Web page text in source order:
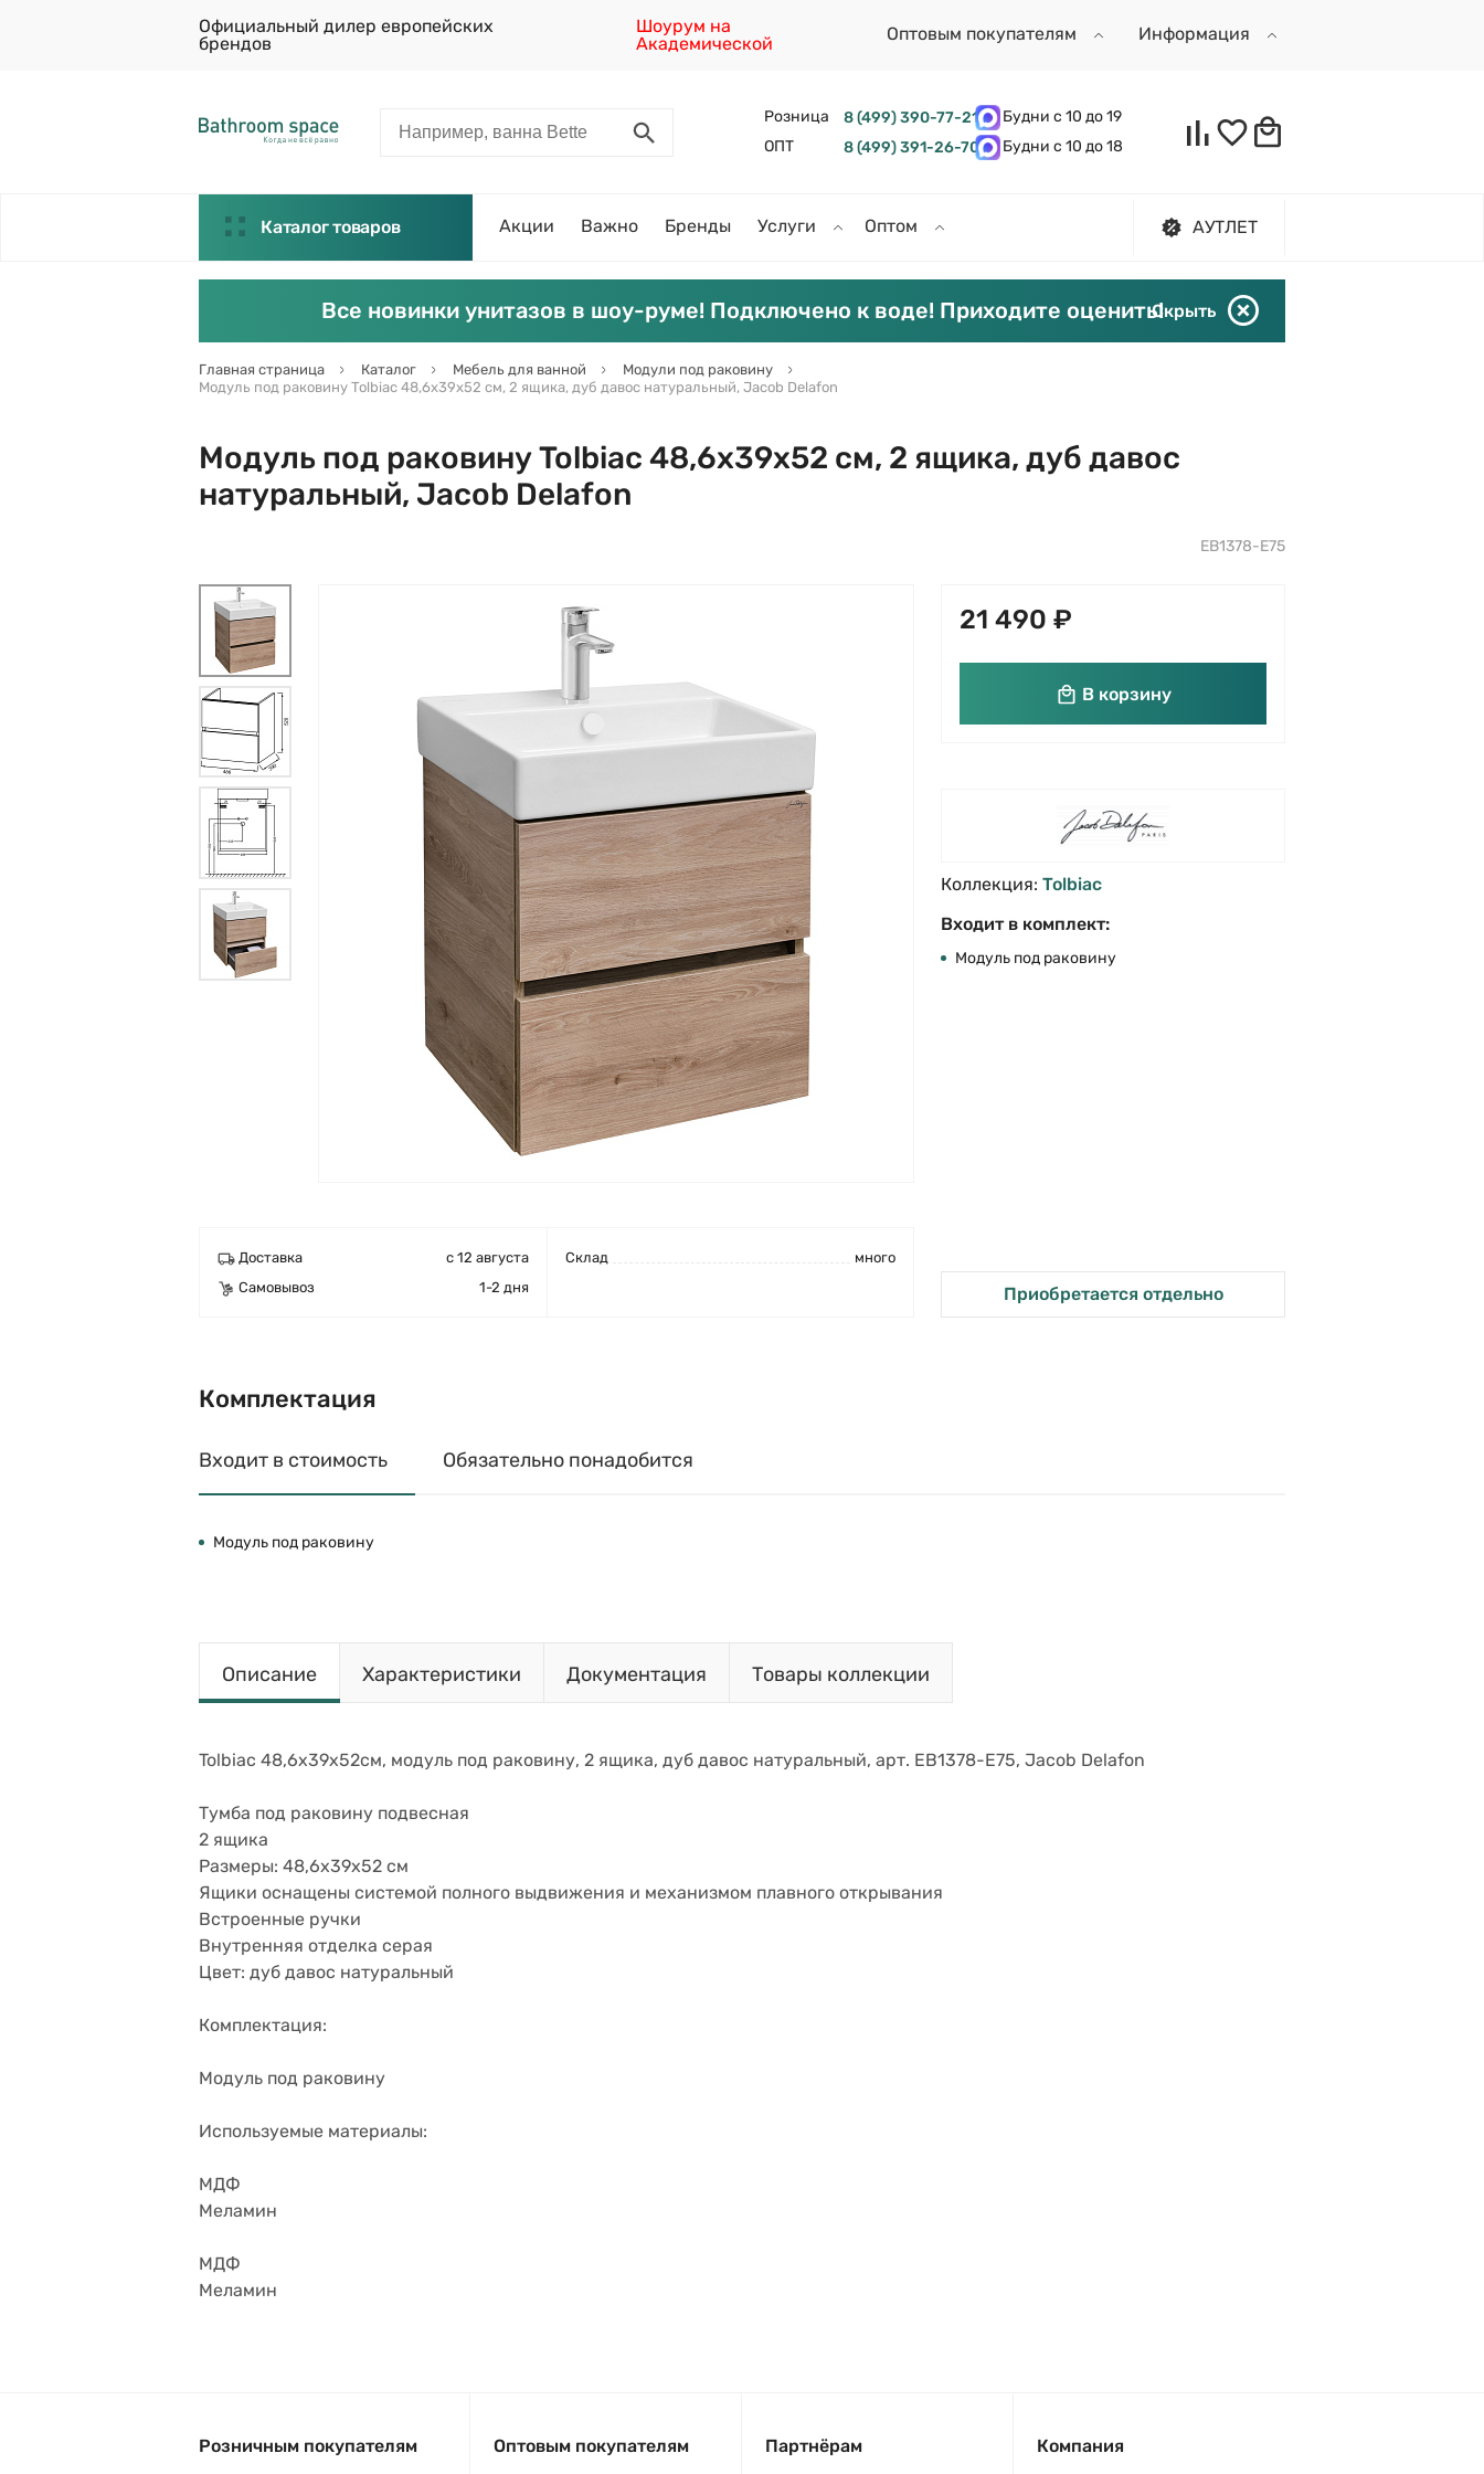
Официальный дилер европейских
брендов
Шоурум на
Академической
Оптовым покупателям Информация
Розница 8 (499) 390-77-21
Будни с 10 до 19
ОПТ
8 (499) 391-26-70 Будни с 10 до 18
Каталог товаров Акции Важно Бренды Услуги Оптом АУТЛЕТ
Все новинки унитазов в шоу-руме! Подключено к воде! Приходите оценить!Скрыть
Главная страница Каталог Мебель для ванной
Модули под раковину
Модуль под раковину Tolbiac 48,6х39х52 см, 2 ящика, дуб давос натуральный, Jacob Delafon
Модуль под раковину Tolbiac 48,6х39х52 см, 2 ящика, дуб давос
натуральный, Jacob Delafon
EB1378-E75
21 490 ₽
В корзину
Доставка
с 12 августа
Самовывоз
1-2 дня
Cклад много
Коллекция: Tolbiac
Входит в комплект:
Модуль под раковину
Приобретается отдельно
Комплектация
Входит в стоимость Обязательно понадобится
Модуль под раковину
Описание Характеристики Документация Товары коллекции
Tolbiac 48,6х39х52см, модуль под раковину, 2 ящика, дуб давос натуральный, арт. EB1378-E75, Jacob Delafon
Тумба под раковину подвесная
2 ящика
Размеры: 48,6x39x52 см
Ящики оснащены системой полного выдвижения и механизмом плавного открывания
Встроенные ручки
Внутренняя отделка серая
Цвет: дуб давос натуральный
Комплектация:
Модуль под раковину
Используемые материалы:
МДФ
Меламин
МДФ
Меламин
Розничным покупателям Оптовым покупателям Партнёрам Компания